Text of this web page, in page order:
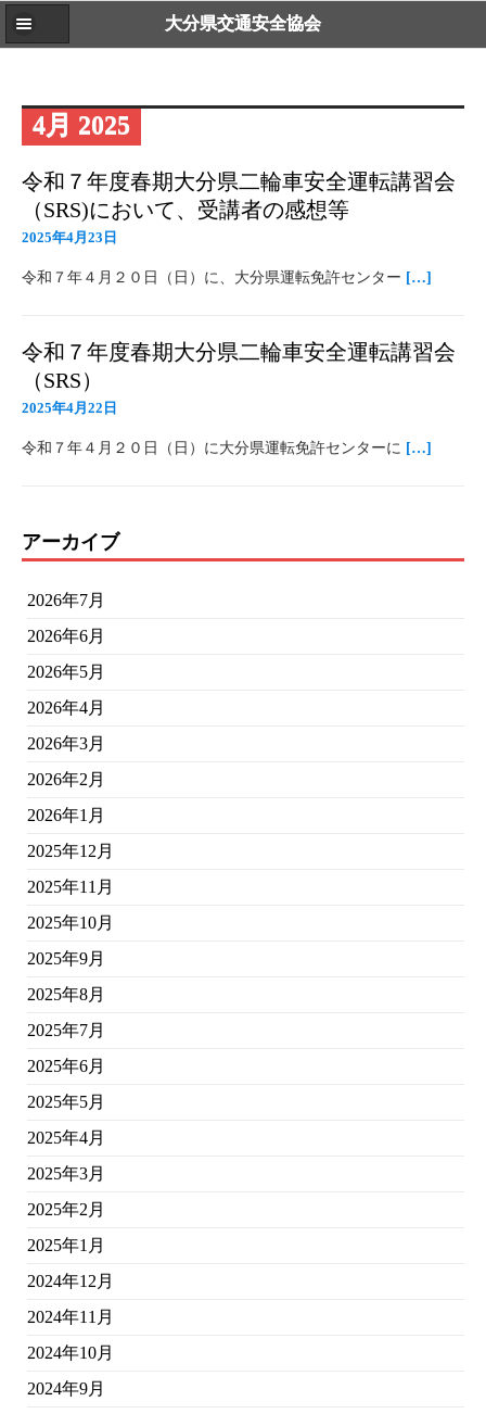
大分県交通安全協会
4月 2025
令和７年度春期大分県二輪車安全運転講習会
（SRS)において、受講者の感想等
2025年4月23日
令和７年４月２０日（日）に、大分県運転免許センター […]
令和７年度春期大分県二輪車安全運転講習会
（SRS）
2025年4月22日
令和７年４月２０日（日）に大分県運転免許センターに […]
アーカイブ
2026年7月
2026年6月
2026年5月
2026年4月
2026年3月
2026年2月
2026年1月
2025年12月
2025年11月
2025年10月
2025年9月
2025年8月
2025年7月
2025年6月
2025年5月
2025年4月
2025年3月
2025年2月
2025年1月
2024年12月
2024年11月
2024年10月
2024年9月